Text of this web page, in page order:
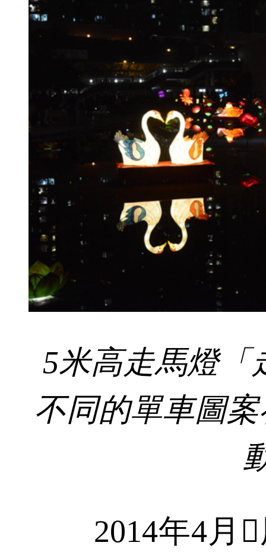
5米高走馬燈「
不同的單車圖
2014年4月